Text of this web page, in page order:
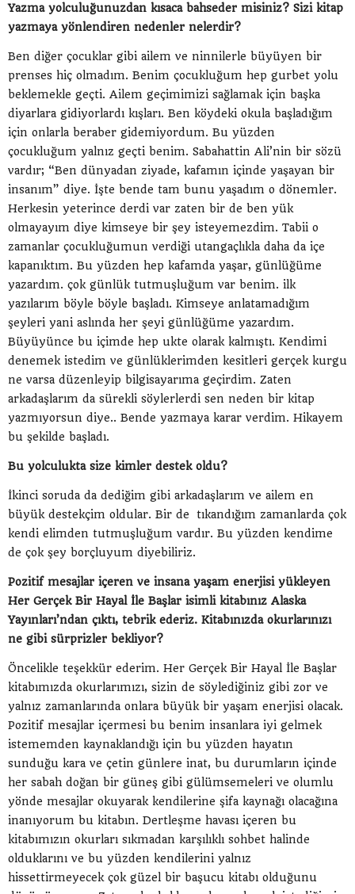
Yazma yolculuğunuzdan kısaca bahseder misiniz? Sizi kitap
yazmaya yönlendiren nedenler nelerdir?
Ben diğer çocuklar gibi ailem ve ninnilerle büyüyen bir
prenses hiç olmadım. Benim çocukluğum hep gurbet yolu
beklemekle geçti. Ailem geçimimizi sağlamak için başka
diyarlara gidiyorlardı kışları. Ben köydeki okula başladığım
için onlarla beraber gidemiyordum. Bu yüzden
çocukluğum yalnız geçti benim. Sabahattin Ali’nin bir sözü
vardır; “Ben dünyadan ziyade, kafamın içinde yaşayan bir
insanım” diye. İşte bende tam bunu yaşadım o dönemler.
Herkesin yeterince derdi var zaten bir de ben yük
olmayayım diye kimseye bir şey isteyemezdim. Tabii o
zamanlar çocukluğumun verdiği utangaçlıkla daha da içe
kapanıktım. Bu yüzden hep kafamda yaşar, günlüğüme
yazardım. çok günlük tutmuşluğum var benim. ilk
yazılarım böyle böyle başladı. Kimseye anlatamadığım
şeyleri yani aslında her şeyi günlüğüme yazardım.
Büyüyünce bu içimde hep ukte olarak kalmıştı. Kendimi
denemek istedim ve günlüklerimden kesitleri gerçek kurgu
ne varsa düzenleyip bilgisayarıma geçirdim. Zaten
arkadaşlarım da sürekli söylerlerdi sen neden bir kitap
yazmıyorsun diye.. Bende yazmaya karar verdim. Hikayem
bu şekilde başladı.
Bu yolculukta size kimler destek oldu?
İkinci soruda da dediğim gibi arkadaşlarım ve ailem en
büyük destekçim oldular. Bir de tıkandığım zamanlarda çok
kendi elimden tutmuşluğum vardır. Bu yüzden kendime
de çok şey borçluyum diyebiliriz.
Pozitif mesajlar içeren ve insana yaşam enerjisi yükleyen
Her Gerçek Bir Hayal İle Başlar isimli kitabınız Alaska
Yayınları’ndan çıktı, tebrik ederiz. Kitabınızda okurlarınızı
ne gibi sürprizler bekliyor?
Öncelikle teşekkür ederim. Her Gerçek Bir Hayal İle Başlar
kitabımızda okurlarımızı, sizin de söylediğiniz gibi zor ve
yalnız zamanlarında onlara büyük bir yaşam enerjisi olacak.
Pozitif mesajlar içermesi bu benim insanlara iyi gelmek
istememden kaynaklandığı için bu yüzden hayatın
sunduğu kara ve çetin günlere inat, bu durumların içinde
her sabah doğan bir güneş gibi gülümsemeleri ve olumlu
yönde mesajlar okuyarak kendilerine şifa kaynağı olacağına
inanıyorum bu kitabın. Dertleşme havası içeren bu
kitabımızın okurları sıkmadan karşılıklı sohbet halinde
olduklarını ve bu yüzden kendilerini yalnız
hissettirmeyecek çok güzel bir başucu kitabı olduğunu